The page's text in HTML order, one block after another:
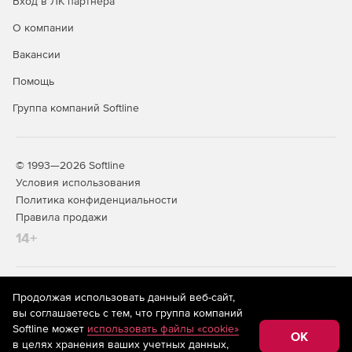
О компании
Вакансии
Помощь
Группа компаний Softline
© 1993—2026 Softline
Условия использования
Политика конфиденциальности
Правила продажи
14+
На информационном ресурсе store.softline.ru применяются
рекомендательные технологии
(информационные технологии
предоставления информации на основе сбора,
систематизации и анализа сведений, относящихся к
предпочтениям пользователей сети «Интернет»,
Продолжая использовать данный веб-сайт,
вы соглашаетесь с тем, что группа компаний
Softline может использовать файлы «cookie»
в целях хранения ваших учетных данных,
OK